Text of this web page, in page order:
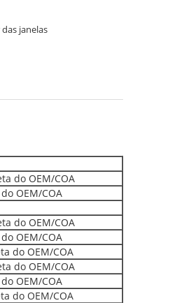
janelas
do OEM/COA
OEM/COA
do OEM/COA
OEM/COA
do OEM/COA
do OEM/COA
OEM/COA
do OEM/COA